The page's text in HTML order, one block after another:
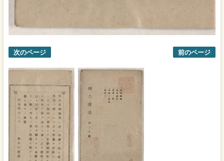
次のページ 前のページ